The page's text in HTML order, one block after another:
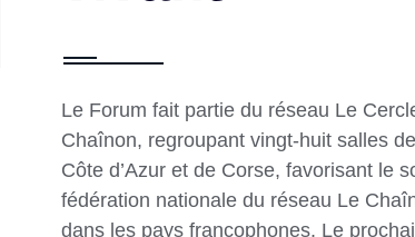
Le Forum fait partie du réseau Le
Chaînon, regroupant vingt-huit salles
Côte d’Azur et de Corse, favorisant le
fédération nationale du réseau Le
dans les pays francophones. Le